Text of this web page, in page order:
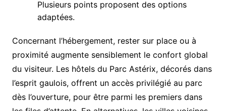
Plusieurs points proposent des options
adaptées.
Concernant l’hébergement, rester sur place ou à
proximité augmente sensiblement le confort global
du visiteur. Les hôtels du Parc Astérix, décorés dans
l’esprit gaulois, offrent un accès privilégié au parc
dès l’ouverture, pour être parmi les premiers dans